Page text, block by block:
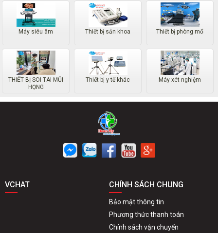
Máy siêu âm Thiết bị sản khoa Thiết bị phòng mổ
THIẾT BỊ SOI TAI MŨI
HỌNG
Thiết bị y tế khác Máy xét nghiệm
VCHAT CHÍNH SÁCH CHUNG
Bảo mật thông tin
Phương thức thanh toán
Chính sách vận chuyển